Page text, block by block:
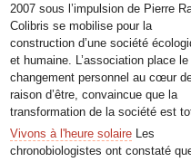
2007 sous l’impulsion de Pierre
Colibris se mobilise pour la
construction d’une société
et humaine. L’association place le
changement personnel au cœur
raison d’être, convaincue que la
transformation de la société est
Vivons à l'heure solaireLes
chronobiologistes ont constaté